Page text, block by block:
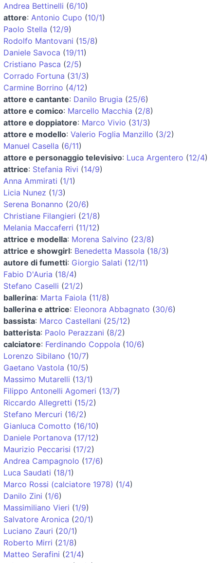
Andrea Bettinelli (6/10)
attore: Antonio Cupo (10/1)
Paolo Stella (12/9)
Rodolfo Mantovani (15/8)
Daniele Savoca (19/11)
Cristiano Pasca (2/5)
Corrado Fortuna (31/3)
Carmine Borrino (4/12)
attore e cantante: Danilo Brugia (25/6)
attore e comico: Marcello Macchia (2/8)
attore e doppiatore: Marco Vivio (31/3)
attore e modello: Valerio Foglia Manzillo (3/2)
Manuel Casella (6/11)
attore e personaggio televisivo: Luca Argentero (12/4)
attrice: Stefania Rivi (14/9)
Anna Ammirati (1/1)
Licia Nunez (1/3)
Serena Bonanno (20/6)
Christiane Filangieri (21/8)
Melania Maccaferri (11/12)
attrice e modella: Morena Salvino (23/8)
attrice e showgirl: Benedetta Massola (18/3)
autore di fumetti: Giorgio Salati (12/11)
Fabio D'Auria (18/4)
Stefano Caselli (21/2)
ballerina: Marta Faiola (11/8)
ballerina e attrice: Eleonora Abbagnato (30/6)
bassista: Marco Castellani (25/12)
batterista: Paolo Perazzani (8/2)
calciatore: Ferdinando Coppola (10/6)
Lorenzo Sibilano (10/7)
Gaetano Vastola (10/5)
Massimo Mutarelli (13/1)
Filippo Antonelli Agomeri (13/7)
Riccardo Allegretti (15/2)
Stefano Mercuri (16/2)
Gianluca Comotto (16/10)
Daniele Portanova (17/12)
Maurizio Peccarisi (17/2)
Andrea Campagnolo (17/6)
Luca Saudati (18/1)
Marco Rossi (calciatore 1978) (1/4)
Danilo Zini (1/6)
Massimiliano Vieri (1/9)
Salvatore Aronica (20/1)
Luciano Zauri (20/1)
Roberto Mirri (21/8)
Matteo Serafini (21/4)